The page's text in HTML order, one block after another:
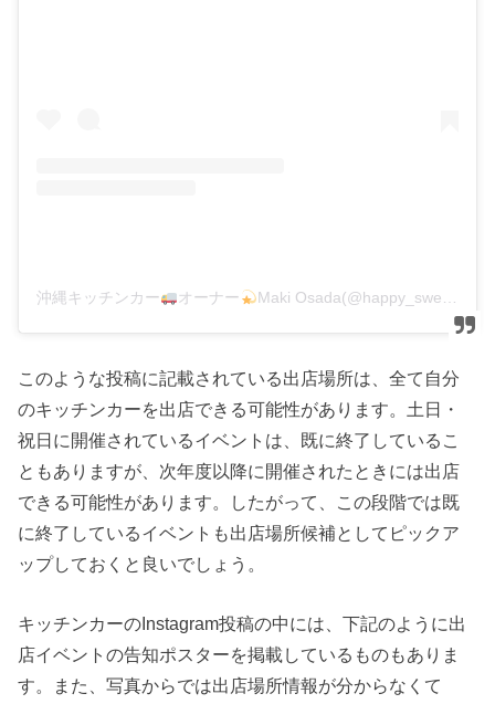
沖縄キッチンカー オーナー Maki Osada(@happy_sweets_noah)がシェアした投稿
このような投稿に記載されている出店場所は、全て自分
のキッチンカーを出店できる可能性があります。土日・
祝日に開催されているイベントは、既に終了しているこ
ともありますが、次年度以降に開催されたときには出店
できる可能性があります。したがって、この段階では既
に終了しているイベントも出店場所候補としてピックア
ップしておくと良いでしょう。
キッチンカーのInstagram投稿の中には、下記のように出
店イベントの告知ポスターを掲載しているものもありま
す。また、写真からでは出店場所情報が分からなくて